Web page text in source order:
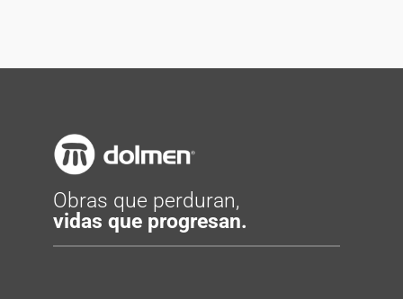
Obras que perduran,
vidas que progresan.